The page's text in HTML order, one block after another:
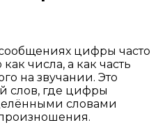
цифры часто
числа, а как часть
на звучании. Это
слов, где цифры
словами